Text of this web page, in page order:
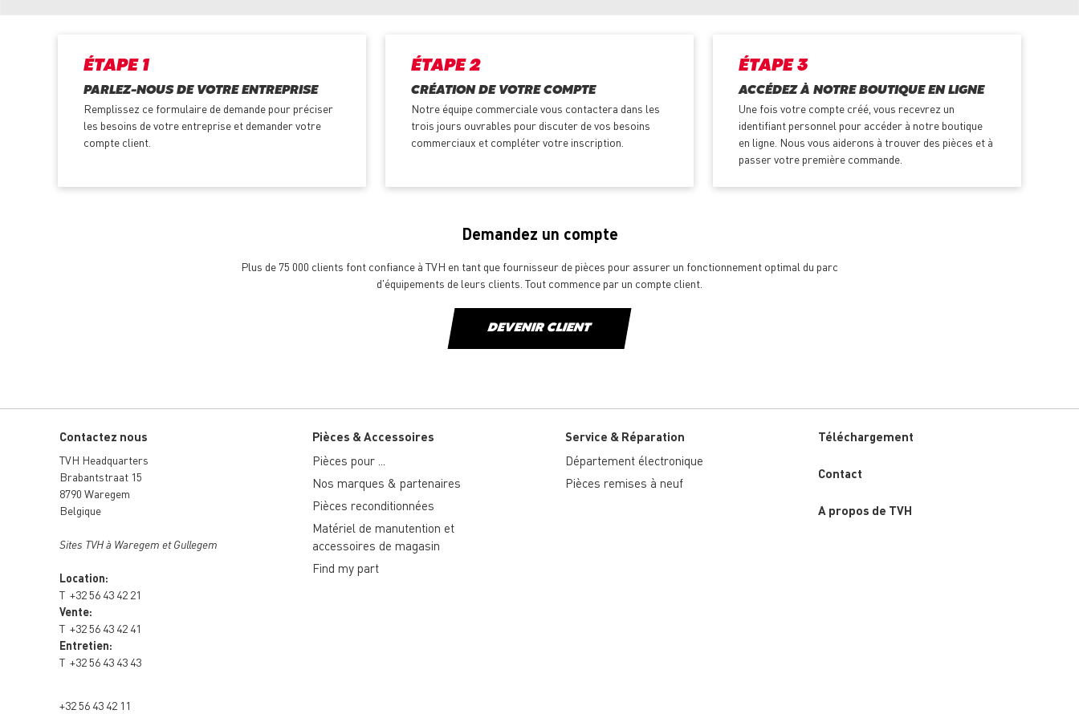
ÉTAPE 1
PARLEZ-NOUS DE VOTRE ENTREPRISE
Remplissez ce formulaire de demande pour préciser
les besoins de votre entreprise et demander votre
compte client.
ÉTAPE 2
CRÉATION DE VOTRE COMPTE
Notre équipe commerciale vous contactera dans les
trois jours ouvrables pour discuter de vos besoins
commerciaux et compléter votre inscription.
ÉTAPE 3
ACCÉDEZ À NOTRE BOUTIQUE EN LIGNE
Une fois votre compte créé, vous recevrez un
identifiant personnel pour accéder à notre boutique
en ligne. Nous vous aiderons à trouver des pièces et à
passer votre première commande.
Demandez un compte
Plus de 75 000 clients font confiance à TVH en tant que fournisseur de pièces pour assurer un fonctionnement optimal du parc
d'équipements de leurs clients. Tout commence par un compte client.
DEVENIR CLIENT
Contactez nous
TVH Headquarters
Brabantstraat 15
8790 Waregem
Belgique
Sites TVH à Waregem et Gullegem
Location:
T +32 56 43 42 21
Vente:
T +32 56 43 42 41
Entretien:
T +32 56 43 43 43
+32 56 43 42 11
Pièces & Accessoires
Pièces pour ...
Nos marques & partenaires
Pièces reconditionnées
Matériel de manutention et
accessoires de magasin
Find my part
Service & Réparation
Département électronique
Pièces remises à neuf
Téléchargement
Custom
Contact
A propos de TVH